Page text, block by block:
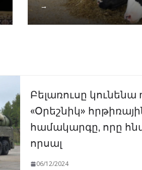
→
Բելառուսը
«Օրեշնիկ»
համակարգը, որը
որսալ
06/12/2024